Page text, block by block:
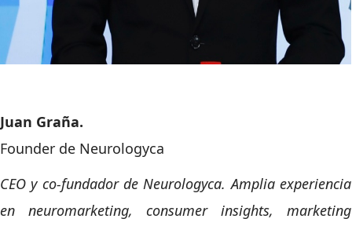
Juan Graña.
Founder de Neurologyca
CEO y co-fundador de Neurologyca. Amplia experiencia
en neuromarketing, consumer insights, marketing